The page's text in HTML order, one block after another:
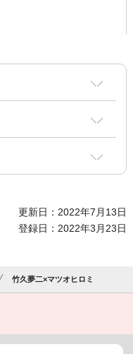
更新日：2022年7月13日
登録日：2022年3月23日
竹久夢二×マツオヒロミ